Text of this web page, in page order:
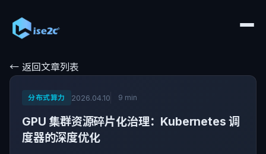
← 返回文章列表
分布式算力 2026.04.10 9 min
GPU 集群资源碎片化治理：Kubernetes 调
度器的深度优化